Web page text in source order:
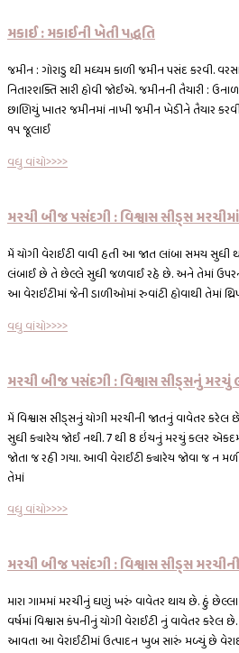
મકાઈ : મકાઈની ખેતી પદ્ધતિ
જમીન : ગોરાડુ થી મધ્યમ કાળી જમીન પસંદ કરવી.
નિતારશક્તિ સારી હોવી જોઈએ. જમીનની તૈયારી :
છાણિયું ખાતર જમીનમાં નાખી જમીન ખેડીને તૈયાર
૧૫ જૂલાઈ
વધુ વાંચો>>>>
મરચી બીજ પસંદગી : વિશ્વાસ સીડ્સ
મેં યોગી વેરાઈટી વાવી હતી આ જાત લાંબા સમય સુધી
લંબાઈ છે તે છેલ્લે સુધી જળવાઈ રહે છે. અને તેમાં
આ વેરાઈટીમાં જેની ડાળીઓમાં રુવાંટી હોવાથી તેમાં
વધુ વાંચો>>>>
મરચી બીજ પસંદગી : વિશ્વાસ સીડ્સનું મરચું
મેં વિશ્વાસ સીડ્સનું યોગી મરચીની જાતનું વાવેતર
સુધી ક્યારેય જોઈ નથી. 7 થી 8 ઇંચનું મરચું કલર એકદમ
જોતા જ રહી ગયા. આવી વેરાઈટી ક્યારેય જોવા જ ન
તેમાં
વધુ વાંચો>>>>
મરચી બીજ પસંદગી : વિશ્વાસ સીડ્સ
મારા ગામમાં મરચીનું ઘણું ખરું વાવેતર થાય છે. હું
વર્ષમાં વિશ્વાસ કંપનીનું યોગી વેરાઈટી નું વાવેતર કરેલ
આવતા આ વેરાઈટીમાં ઉત્પાદન ખુબ સારું મળ્યું છે